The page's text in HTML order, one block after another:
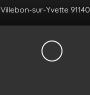
Villebon-sur-Yvette 91140